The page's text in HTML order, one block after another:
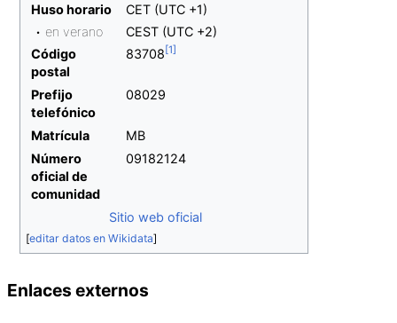
Huso horario
CET (UTC +1)
• en verano
CEST (UTC +2)
Código
postal
83708
Prefijo
telefónico
08029
Matrícula
MB
Número
oficial de
comunidad
09182124
Sitio web oficial
[editar datos en Wikidata]
Enlaces externos